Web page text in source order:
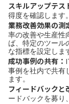
スキルアップテス
得度を確認します。
業務改善効果の測
率の改善や生産性
ば、特定のツール
な指標を設定しま
成功事例の共有：
事例を社内で共有
ます。
フィードバックと
ードバックを募り